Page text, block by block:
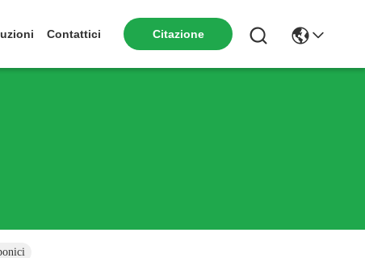
Contattici Citazione